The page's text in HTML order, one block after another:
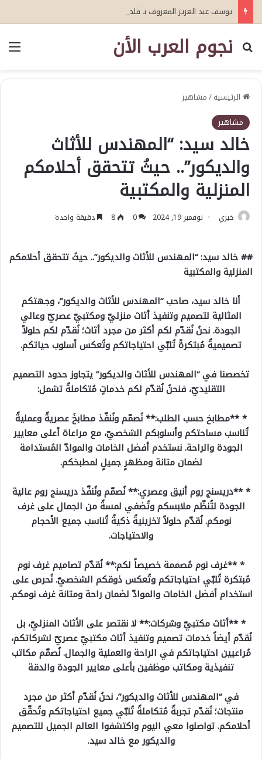
يوسف عبد العزيز المعروف بـ ڤلجاكس
نجوم العرب الأن
بحث عن
الرئيسية/مشاهير
مشاهير
خالد سيد: “المهندس للأثاث
والديكور”.. حيثُ تتحقق أحلامكم
المنزلية والمكتبية
خيري نوفمبر 19, 2024 0
8 دقيقة واحدة
## خالد سيد: “المهندس للأثاث والديكور”.. حيثُ تتحقق أحلامكم
المنزلية والمكتبية
أنا خالد سيد، صاحب “المهندس للأثاث والديكور”، وجهتكم
المثالية لتصميم وتنفيذ أثاث منزليّ ومكتبيّ عصريّ وعالي
الجودة. نحنُ نُقدّم لكم أكثر من مجرد أثاث؛ نُقدّم لكم حلولاً
تصميميةً مُبتكرةً تُلبّي احتياجاتكم وتُعكس أسلوب حياتكم.
تخصصنا في “المهندس للأثاث والديكور” يتجاوز حدود التصميم
التقليديّ، فنحنُ نُقدّم لكم خدماتٍ مُتكاملةً تشمل:
* **مطابخ حسب الطلب:** نُصمّم ونُنفّذ مطابخَ عصريةً وعمليةً
تُناسب مساحتكم وأسلوبكم الشخصيّ، مع مراعاة أعلى معايير
الجودة والراحة. نستخدم أفضل الخامات والموادّ المُستدامة
لضمان متانة ومظهرٍ جميلٍ لمطبخكم.
* **دريسنج روم أنيق وعصري:** نُصمّم ونُنفّذ دريسنج روم عالية
الجودة لتُنظّم ملابسكم وتُضفي لمسةً من الجمال على غرف
نومكم. نُقدّم حلولاً تخزينيةً ذكيةً تُناسب جميع الأحجام
والاحتياجات.
* **غرف نوم مُصممة خصيصاً لكم:** نُقدّم تصاميم غرف نوم
مُبتكرة تُلبّي احتياجاتكم وتُعكس ذوقكم الشخصيّ. نُحرص على
استخدام أفضل الخامات والموادّ لضمان راحة ومتانة غرف نومكم.
* **أثاث مكتبيّ وشركات:** لا نقتصر على الأثاث المنزليّ، بل
نُقدّم أيضاً خدمات تصميم وتنفيذ أثاث مكتبيّ عصريّ لشركاتكم،
مُراعيين احتياجاتكم في الراحة والعملية والجمال. نُصمّم مكاتب
تنفيذية ومكاتب موظفين بأعلى معايير الجودة والدقة
في “المهندس للأثاث والديكور”، نحنُ نُقدّم أكثر من مجرد
منتجات؛ نُقدّم تجربةً مُتكاملةً تُلبّي جميع احتياجاتكم وتُحقّق
أحلامكم. تواصلوا معي اليوم واكتشفوا العالم الجميل للتصميم
والديكور مع خالد سيد.